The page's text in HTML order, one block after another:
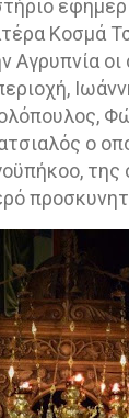
Κοσμά
Αγρυπνία
ο
της